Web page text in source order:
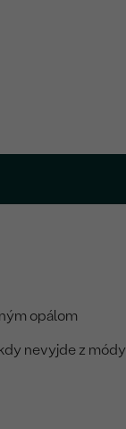
opálom
nevyjde z módy